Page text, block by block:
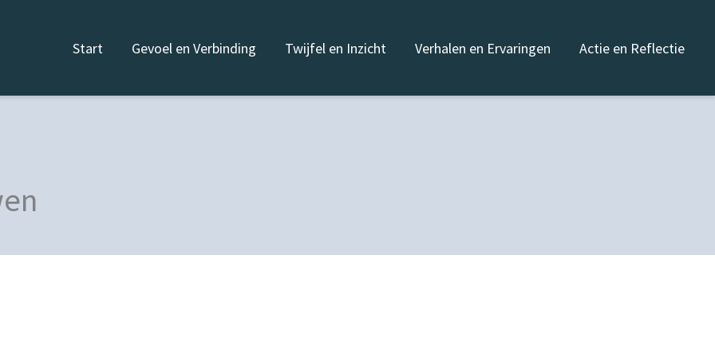
Start Gevoel en Verbinding Twijfel en Inzicht Verhalen en Ervaringen Actie en Reflectie